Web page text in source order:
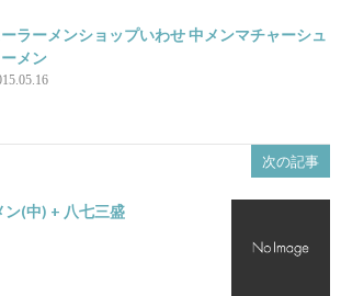
ラーメンショップいわせ 中メンマチャーシュ
メン
次の記事
ン(中) + 八七三盛